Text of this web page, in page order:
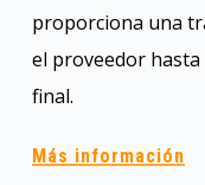
proporciona una
el proveedor
final.
Más información